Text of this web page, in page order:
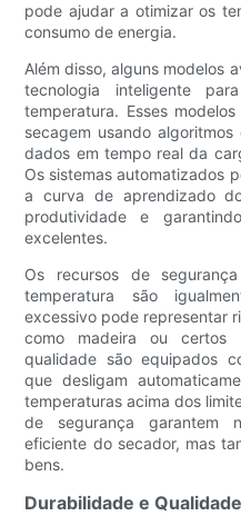
pode ajudar a otimizar os
consumo de energia.
Além disso, alguns modelos
tecnologia inteligente
temperatura. Esses
secagem usando
dados em tempo real da
Os sistemas automatizados
a curva de aprendizado
produtividade e
excelentes.
Os recursos de
temperatura são
excessivo pode representar
como madeira ou certos
qualidade são equipados
que desligam
temperaturas acima dos
de segurança garantem
eficiente do secador, mas
bens.
Durabilidade e